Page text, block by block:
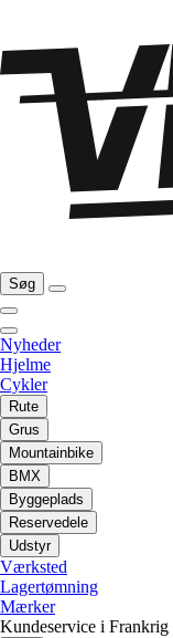
Søg
Nyheder
Hjelme
Cykler
Rute
Grus
Mountainbike
BMX
Byggeplads
Reservedele
Udstyr
Værksted
Lagertømning
Mærker
Kundeservice i Frankrig